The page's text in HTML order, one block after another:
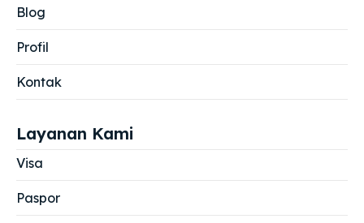
Blog
Profil
Kontak
Layanan Kami
Visa
Paspor